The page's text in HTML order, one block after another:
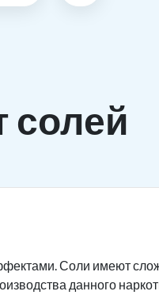
солей
Соли имеют
данного